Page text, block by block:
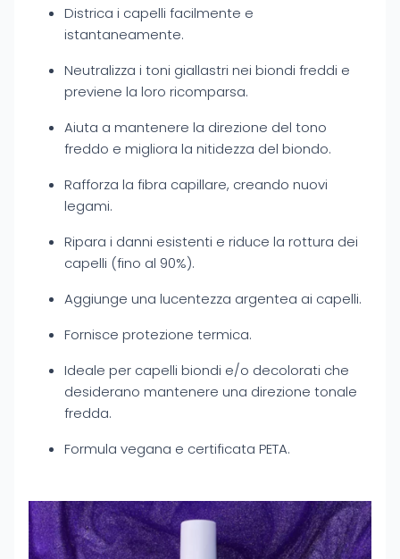
Districa i capelli facilmente e
istantaneamente.
Neutralizza i toni giallastri nei biondi freddi e
previene la loro ricomparsa.
Aiuta a mantenere la direzione del tono
freddo e migliora la nitidezza del biondo.
Rafforza la fibra capillare, creando nuovi
legami.
Ripara i danni esistenti e riduce la rottura dei
capelli (fino al 90%).
Aggiunge una lucentezza argentea ai capelli.
Fornisce protezione termica.
Ideale per capelli biondi e/o decolorati che
desiderano mantenere una direzione tonale
fredda.
Formula vegana e certificata PETA.